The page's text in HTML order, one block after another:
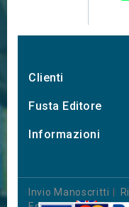
Clienti
Fusta Editore
Informazioni
Invio Manoscritti